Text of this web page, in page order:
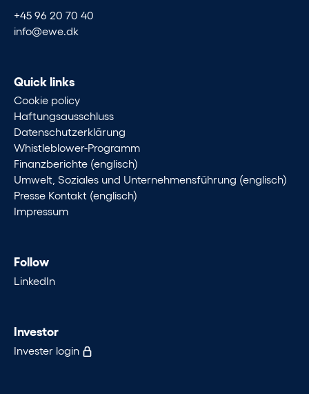
+45 96 20 70 40
info@ewe.dk
Quick links
Cookie policy
Haftungsausschluss
Datenschutzerklärung
Whistleblower-Programm
Finanzberichte (englisch)
Umwelt, Soziales und Unternehmensführung (englisch)
Presse Kontakt (englisch)
Impressum
Follow
LinkedIn
Investor
Invester login